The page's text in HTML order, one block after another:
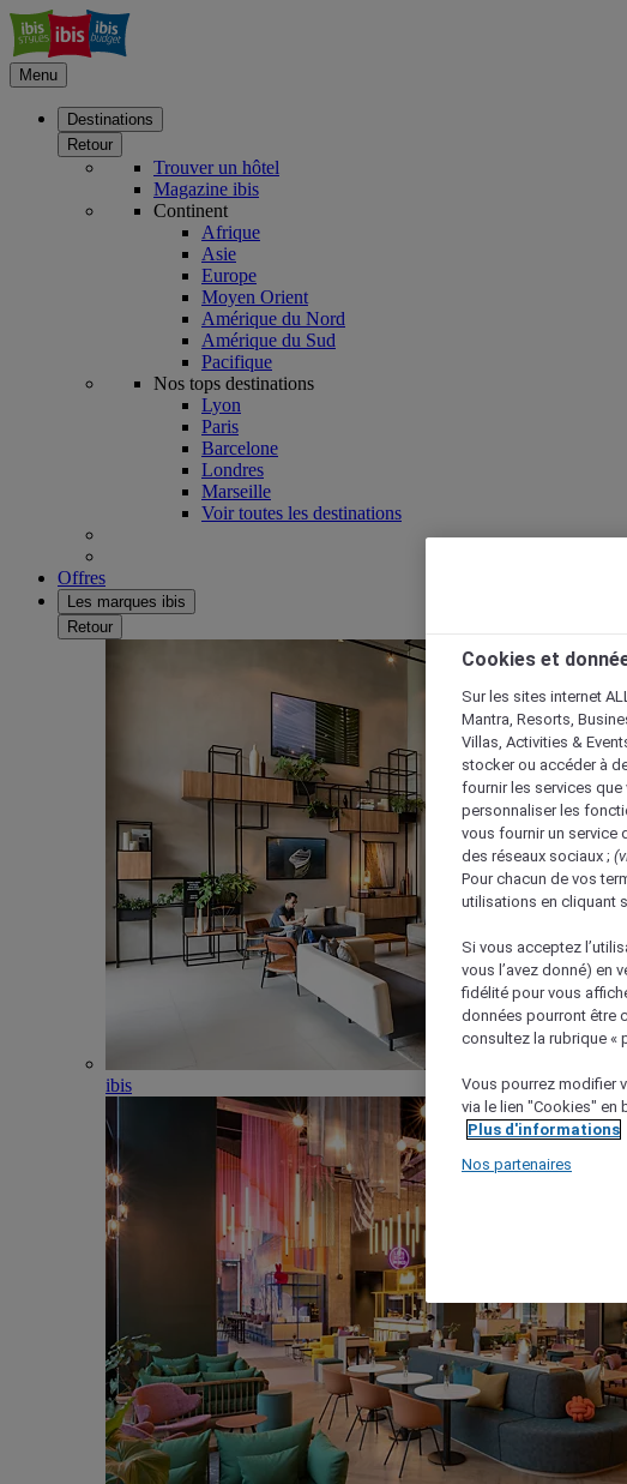
Menu
Destinations
Retour
Trouver un hôtel
Magazine ibis
Continent
Afrique
Asie
Europe
Moyen Orient
Amérique du Nord
Amérique du Sud
Pacifique
Nos tops destinations
Lyon
Paris
Barcelone
Londres
Marseille
Voir toutes les destinations
Offres
Les marques ibis
Retour
ibis
Cookies et
Sur les sites internet
Mantra, Resorts,
Villas, Activities &
stocker ou accéder à
fournir les services
personnaliser les
vous fournir un service
des réseaux sociaux ;
Pour chacun de vos
utilisations en cliquant
Si vous acceptez
vous l’avez donné) en
fidélité pour vous
données pourront être
consultez la rubrique «
Vous pourrez modifier
via le lien "Cookies" en
Plus d'informations
Nos partenaires